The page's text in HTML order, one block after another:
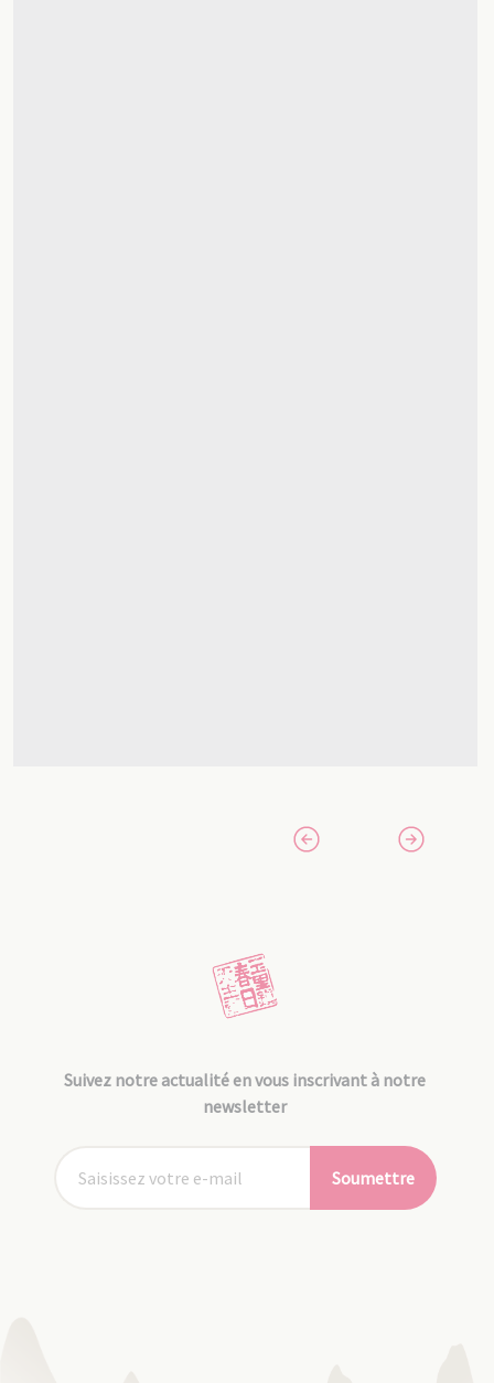
Suivez notre actualité en vous inscrivant à notre
newsletter
Soumettre